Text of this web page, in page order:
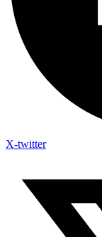
X-twitter